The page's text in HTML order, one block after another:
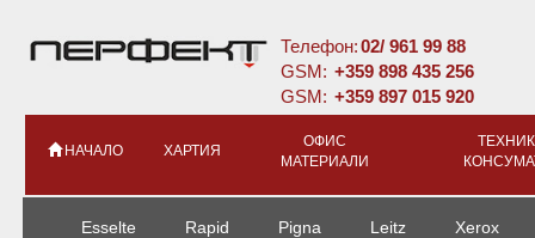
Телефон:02/ 961 99 88
GSM: +359 898 435 256
GSM: +359 897 015 920
НАЧАЛО ХАРТИЯ
ОФИС
МАТЕРИАЛИ
Esselte Rapid Pigna Leitz
Xerox